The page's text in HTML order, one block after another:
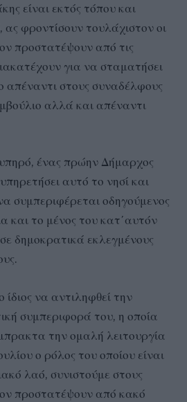
είναι εκτός τόπου και
ας φροντίσουν τουλάχιστον οι
προστατέψουν από τις
για να σταματήσει
απέναντι στους συναδέλφους
αλλά και απέναντι
ένας πρώην Δήμαρχος
αυτό το νησί και
συμπεριφέρεται οδηγούμενος
και το μένος του κατ΄αυτόν
δημοκρατικά εκλεγμένους
ίδιος να αντιληφθεί την
συμπεριφορά του, η οποία
την ομαλή λειτουργία
ο ρόλος του οποίου είναι
λαό, συνιστούμε στους
προστατέψουν από κακό